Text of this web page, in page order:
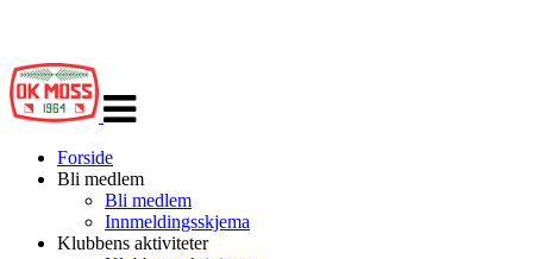
navigasjon
Forside
Bli medlem
Bli medlem
Innmeldingsskjema
Klubbens aktiviteter